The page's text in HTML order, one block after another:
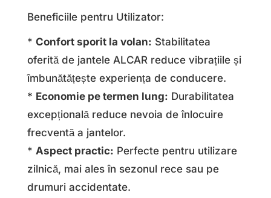
Beneficiile pentru Utilizator:
* Confort sporit la volan: Stabilitatea
oferită de jantele ALCAR reduce vibrațiile și
îmbunătățește experiența de conducere.
* Economie pe termen lung: Durabilitatea
excepțională reduce nevoia de înlocuire
frecventă a jantelor.
* Aspect practic: Perfecte pentru utilizare
zilnică, mai ales în sezonul rece sau pe
drumuri accidentate.